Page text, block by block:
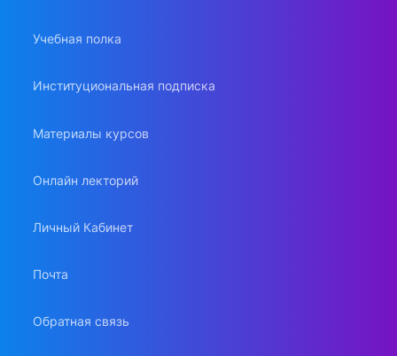
Учебная полка
Институциональная подписка
Материалы курсов
Онлайн лекторий
Личный Кабинет
Почта
Обратная связь